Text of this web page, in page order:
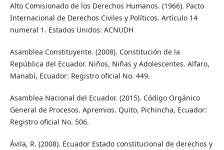
Alto Comisionado de los Derechos Humanos. (1966). Pacto
Internacional de Derechos Civiles y Políticos. Artículo 14
numeral 1. Estados Unidos: ACNUDH
Asamblea Constituyente. (2008). Constitución de la
República del Ecuador. Niños, Niñas y Adolescentes. Alfaro,
Manabí, Ecuador: Registro oficial No. 449.
Asamblea Nacional del Ecuador. (2015). Código Orgánico
General de Procesos. Apremios. Quito, Pichincha, Ecuador:
Registro oficial No. 506.
Ávila, R. (2008). Ecuador Estado constitucional de derechos y